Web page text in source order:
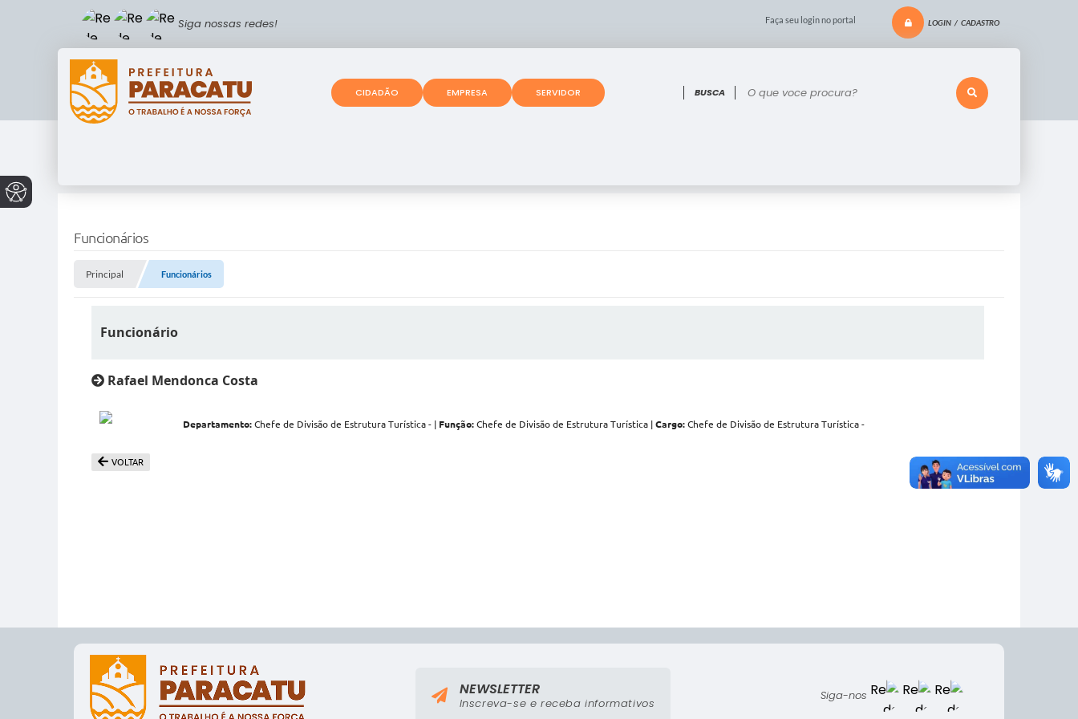
Faça seu login no portal LOGIN / CADASTRO
O que voce procura?
Siga nossas redes!
CIDADÃO EMPRESA SERVIDOR
Funcionários
Principal Funcionários
Funcionário
Rafael Mendonca Costa
Departamento:Chefe de Divisão de Estrutura Turística - | Função:Chefe de Divisão de Estrutura Turística | Cargo:Chefe de Divisão de Estrutura Turística -
VOLTAR
Siga-nos
NEWSLETTER
Inscreva-se e receba informativos